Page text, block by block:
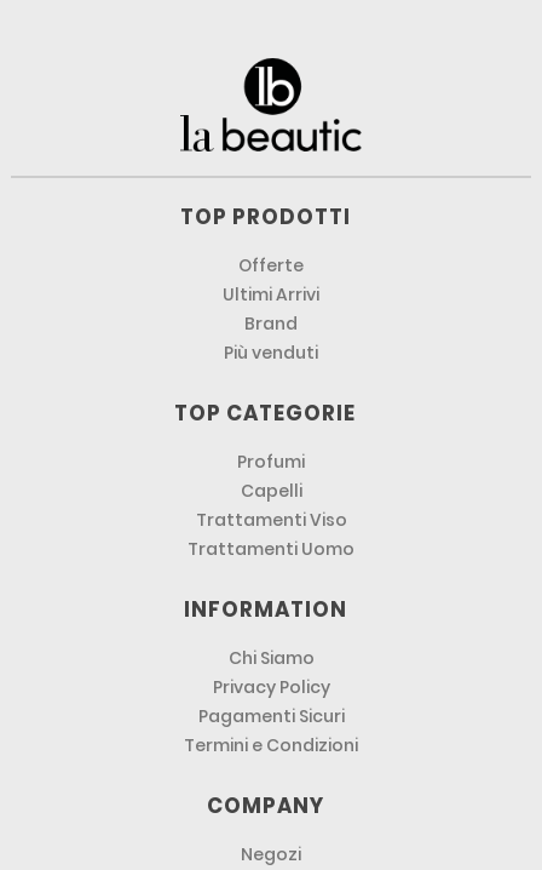
TOP PRODOTTI
Offerte
Ultimi Arrivi
Brand
Più venduti
TOP CATEGORIE
Profumi
Capelli
Trattamenti Viso
Trattamenti Uomo
INFORMATION
Chi Siamo
Privacy Policy
Pagamenti Sicuri
Termini e Condizioni
COMPANY
Negozi